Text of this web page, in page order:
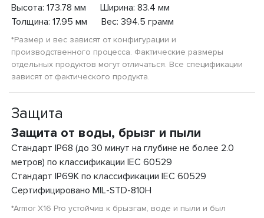
Высота: 173.78 мм Ширина: 83.4 мм
Толщина: 17.95 мм Вес: 394.5 грамм
*Размер и вес зависят от конфигурации и
производственного процесса. Фактические размеры
отдельных продуктов могут отличаться. Все спецификации
зависят от фактического продукта.
Защита
Защита от воды, брызг и пыли
Стандарт IP68 (до 30 минут на глубине не более 2.0
метров) по классификации IEC 60529
Стандарт IP69K по классификации IEC 60529
Сертифицировано MIL-STD-810H
*Armor X16 Pro устойчив к брызгам, воде и пыли и был